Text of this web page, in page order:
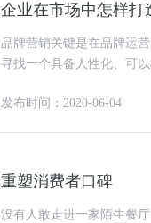
企业在市场中怎样打
品牌营销关键是在品牌运
寻找一个具备人性化、可
发布时间：2020-06-04
重塑消费者口碑
没有人敢走进一家陌生餐厅，除非